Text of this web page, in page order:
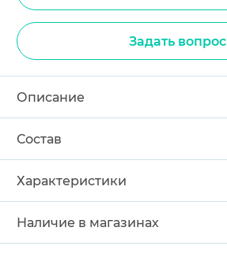
Задать вопрос
Описание
Состав
Характеристики
Наличие в магазинах